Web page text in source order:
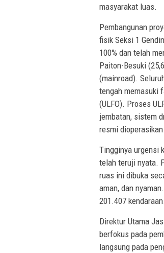
masyarakat luas.
Pembangunan
fisik Seksi 1
100% dan telah
Paiton-Besuki
(mainroad).
tengah memasuki
(ULFO). Proses
jembatan, sistem
resmi dioperasikan.
Tingginya urgensi
telah teruji nyata.
ruas ini dibuka
aman, dan
201.407 kendaraan.
Direktur Utama
berfokus pada
langsung pada